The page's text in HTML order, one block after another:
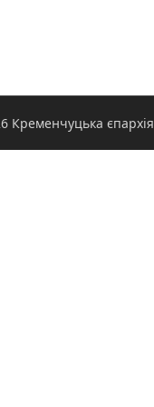
Кременчуцька єпархія